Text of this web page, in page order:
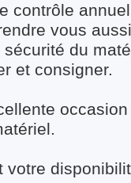
contrôle
vous
du
et consigner.
occasion
votre